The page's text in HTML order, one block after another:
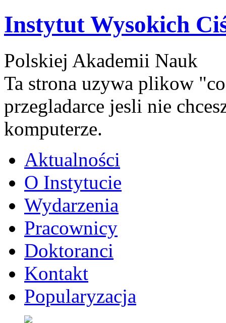
Instytut Wysokich
Polskiej Akademii Nauk
Ta strona uzywa plikow
przegladarce jesli nie
komputerze.
Aktualności
O Instytucie
Wydarzenia
Pracownicy
Doktoranci
Kontakt
Popularyzacja